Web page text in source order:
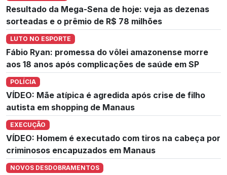
Resultado da Mega-Sena de hoje: veja as dezenas
sorteadas e o prêmio de R$ 78 milhões
LUTO NO ESPORTE
Fábio Ryan: promessa do vôlei amazonense morre
aos 18 anos após complicações de saúde em SP
POLÍCIA
VÍDEO: Mãe atípica é agredida após crise de filho
autista em shopping de Manaus
EXECUÇÃO
VÍDEO: Homem é executado com tiros na cabeça por
criminosos encapuzados em Manaus
NOVOS DESDOBRAMENTOS